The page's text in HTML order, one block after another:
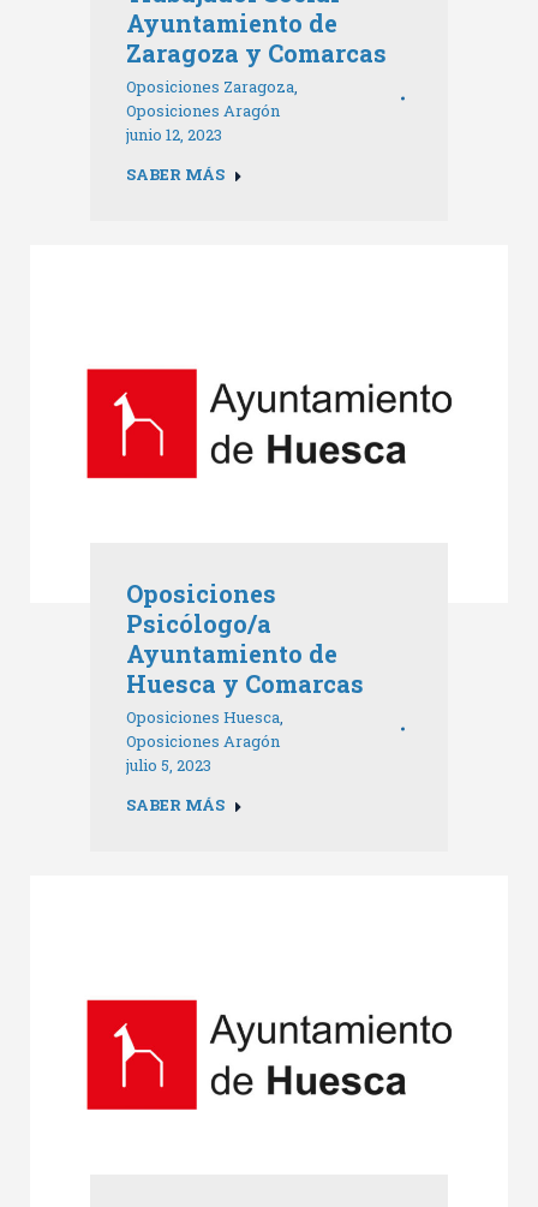
Ayuntamiento de
Zaragoza y Comarcas
Oposiciones Zaragoza,
Oposiciones Aragón
junio 12, 2023
SABER MÁS
Oposiciones
Psicólogo/a
Ayuntamiento de
Huesca y Comarcas
Oposiciones Huesca,
Oposiciones Aragón
julio 5, 2023
SABER MÁS